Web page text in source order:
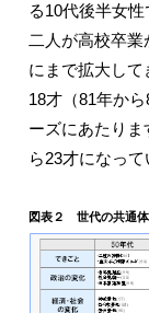
る10代後半女
二人が高校卒
にまで拡大して
18才（81年か
ーズにあたり
ら23才になって
図表２ 世代の共通体